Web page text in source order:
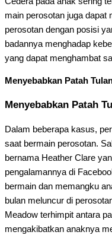
main perosotan juga dapat
perosotan dengan posisi
badannya menghadap
yang dapat menghambat
Menyebabkan Patah
Menyebabkan Patah
Dalam beberapa kasus,
saat bermain perosotan.
bernama Heather Clare
pengalamannya di
bermain dan memangku
bulan meluncur di
Meadow terhimpit antara
mengakibatkan anaknya